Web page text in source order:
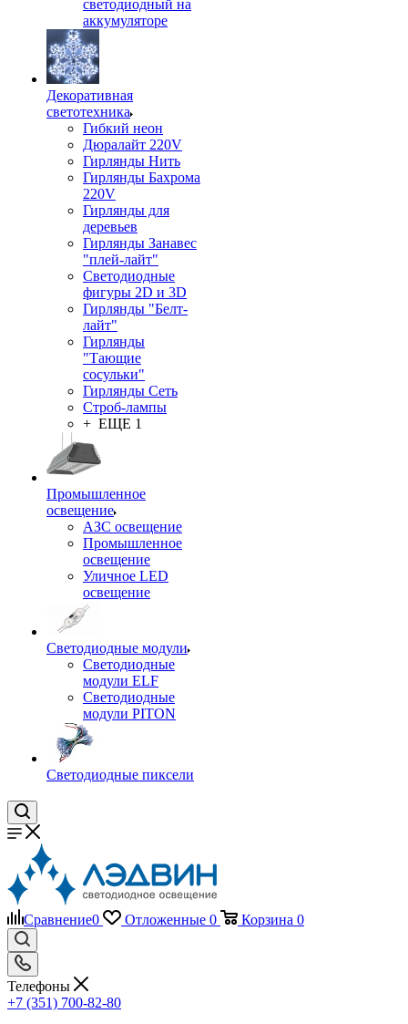
светодиодный на
аккумуляторе
Декоративная
светотехника
Гибкий неон
Дюралайт 220V
Гирлянды Нить
Гирлянды Бахрома
220V
Гирлянды для
деревьев
Гирлянды Занавес
"плей-лайт"
Светодиодные
фигуры 2D и 3D
Гирлянды "Белт-
лайт"
Гирлянды
"Тающие
сосульки"
Гирлянды Сеть
Строб-лампы
+ ЕЩЕ 1
Промышленное
освещение
АЗС освещение
Промышленное
освещение
Уличное LED
освещение
Светодиодные модули
Светодиодные
модули ELF
Светодиодные
модули PITON
Светодиодные пиксели
Сравнение0 Отложенные 0 Корзина 0
Телефоны
+7 (351) 700-82-80